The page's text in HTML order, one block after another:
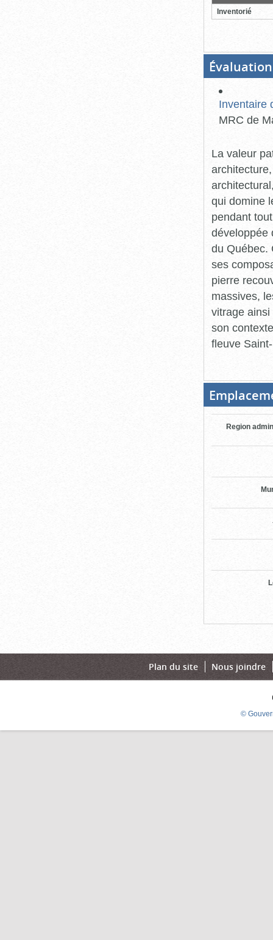
Inventorié
Inventaire
MRC de
La valeur
qui domine
pendant
développée
du Québec.
ses
pierre
massives,
vitrage
son
fleuve
Region
Plan du site Nous joindre
©